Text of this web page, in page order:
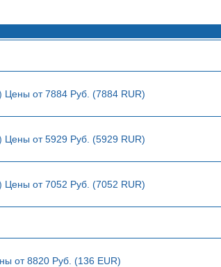
Цены от 7884 Руб. (7884 RUR)
Цены от 5929 Руб. (5929 RUR)
Цены от 7052 Руб. (7052 RUR)
от 8820 Руб. (136 EUR)